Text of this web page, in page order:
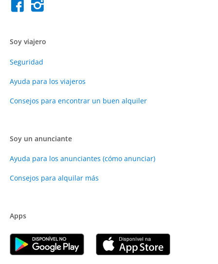
Soy viajero
Seguridad
Ayuda para los viajeros
Consejos para encontrar un buen alquiler
Soy un anunciante
Ayuda para los anunciantes (cómo anunciar)
Consejos para alquilar más
Apps